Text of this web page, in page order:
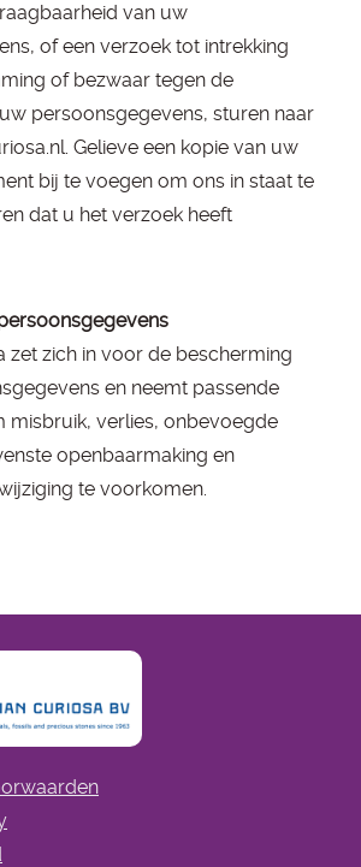
van uw
of een verzoek tot intrekking
of bezwaar tegen de
persoonsgegevens, sturen naar
Gelieve een kopie van uw
bij te voegen om ons in staat te
dat u het verzoek heeft
zet zich in voor de bescherming
en neemt passende
misbruik, verlies, onbevoegde
openbaarmaking en
te voorkomen.